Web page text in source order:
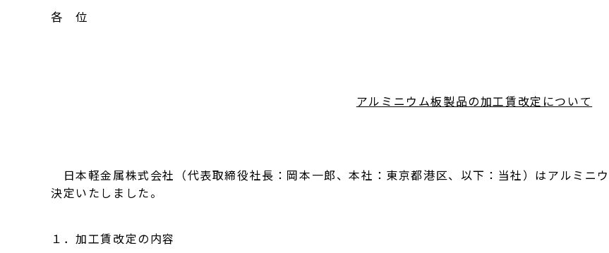
各 位
アルミニウム板製品の加工賃改定について
日本軽金属株式会社（代表取締役社長：岡本一郎、本社：東京都港区、以下：当社）はアルミニ
決定いたしました。
１．加工賃改定の内容